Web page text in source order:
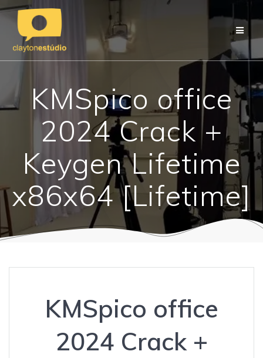
KMSpico office
2024 Crack +
Keygen Lifetime
x86x64 [Lifetime]
KMSpico office
2024 Crack +